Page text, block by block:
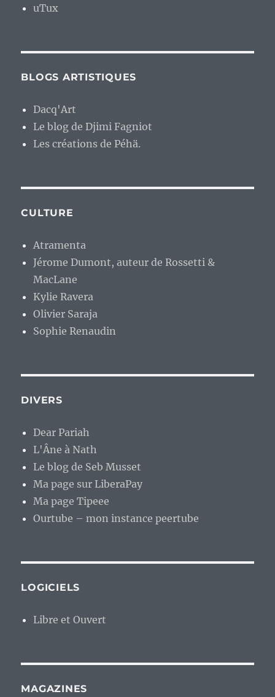
uTux
BLOGS ARTISTIQUES
Dacq'Art
Le blog de Djimi Fagniot
Les créations de Péhä.
CULTURE
Atramenta
Jérome Dumont, auteur de Rossetti &
MacLane
Kylie Ravera
Olivier Saraja
Sophie Renaudin
DIVERS
Dear Pariah
L'Âne à Nath
Le blog de Seb Musset
Ma page sur LiberaPay
Ma page Tipeee
Ourtube – mon instance peertube
LOGICIELS
Libre et Ouvert
MAGAZINES